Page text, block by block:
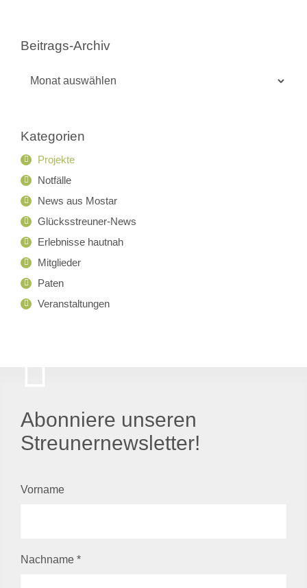
Beitrags-Archiv
Kategorien
Projekte
Notfälle
News aus Mostar
Glücksstreuner-News
Erlebnisse hautnah
Mitglieder
Paten
Veranstaltungen
Abonniere unseren
Streunernewsletter!
Vorname
Nachname *